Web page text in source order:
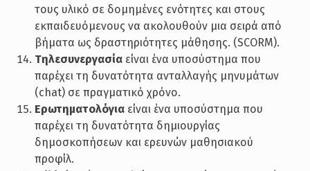
τους υλικό σε δομημένες ενότητες και στους
εκπαιδευόμενους να ακολουθούν μια σειρά από
βήματα ως δραστηριότητες μάθησης. (SCORM).
Τηλεσυνεργασίαείναι ένα υποσύστημα που
παρέχει τη δυνατότητα ανταλλαγής μηνυμάτων
(chat) σε πραγματικό χρόνο.
Ερωτηματολόγιαείναι ένα υποσύστημα που
παρέχει τη δυνατότητα δημιουργίας
δημοσκοπήσεων και ερευνών μαθησιακού
προφίλ.